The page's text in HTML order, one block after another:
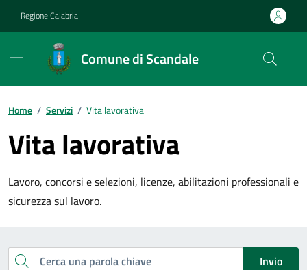
Regione Calabria
Comune di Scandale
Home / Servizi / Vita lavorativa
Vita lavorativa
Lavoro, concorsi e selezioni, licenze, abilitazioni professionali e
sicurezza sul lavoro.
Esplora tutti i servizi
Cerca una parola chiave
Invio